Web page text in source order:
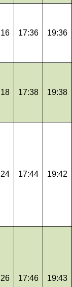
17:36 19:36
17:38 19:38
17:44 19:42
17:46 19:43